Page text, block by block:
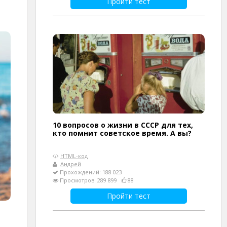
10 вопросов о жизни в СССР для тех,
кто помнит советское время. А вы?
HTML-код
Андрей
Прохождений: 188 023
Просмотров: 289 899
88
Пройти тест